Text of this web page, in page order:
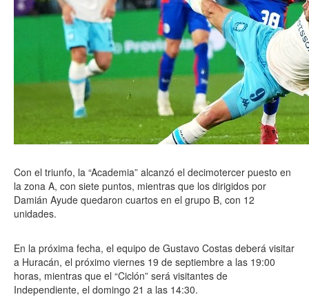
Con el triunfo, la “Academia” alcanzó el decimotercer puesto en
la zona A, con siete puntos, mientras que los dirigidos por
Damián Ayude quedaron cuartos en el grupo B, con 12
unidades.
En la próxima fecha, el equipo de Gustavo Costas deberá visitar
a Huracán, el próximo viernes 19 de septiembre a las 19:00
horas, mientras que el “Ciclón” será visitantes de
Independiente, el domingo 21 a las 14:30.